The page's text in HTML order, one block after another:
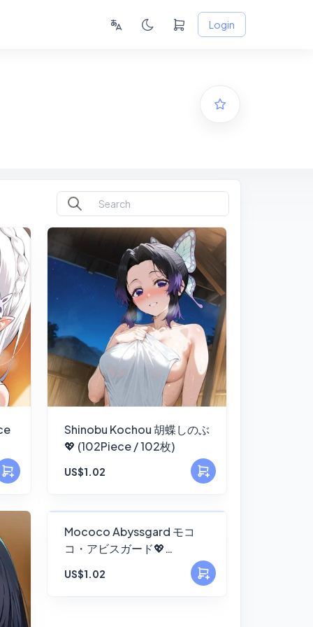
Login
Shinobu Kochou 胡蝶しのぶ
💖 (102Piece / 102枚)
US$1.02
FANSKY
No Preview
Mococo Abyssgard モコ
コ・アビスガード💖
US$1.02